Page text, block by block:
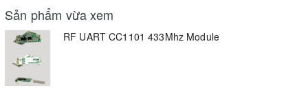
Sản phẩm vừa xem
RF UART CC1101 433Mhz Module